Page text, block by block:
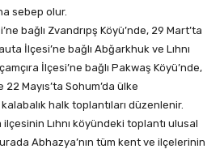
sebep olur.
bağlı Zvandrıpş Köyü’nde, 29 Mart’ta
İlçesi’ne bağlı Abğarkhuk ve Lıhnı
İlçesi’ne bağlı Pakwaş Köyü’nde,
22 Mayıs’ta Sohum’da ülke
halk toplantıları düzenlenir.
ilçesinin Lıhnı köyündeki toplantı ulusal
Abhazya’nın tüm kent ve ilçelerinin